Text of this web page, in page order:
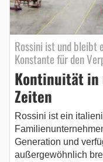
Rossini ist und bleibt
Konstante für den
Kontinuität in
Zeiten
Rossini ist ein
Generati­on und
außergewöhnlich